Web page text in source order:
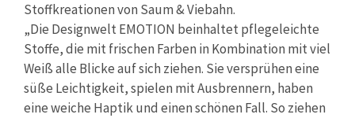
Stoffkreationen von Saum & Viebahn.
„Die Designwelt EMOTION beinhaltet pflegeleichte
Stoffe, die mit frischen Farben in Kombination mit viel
Weiß alle Blicke auf sich ziehen. Sie versprühen eine
süße Leichtigkeit, spielen mit Ausbrennern, haben
eine weiche Haptik und einen schönen Fall. So ziehen